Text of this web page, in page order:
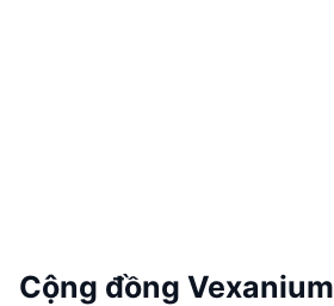
Cộng đồng Vexanium